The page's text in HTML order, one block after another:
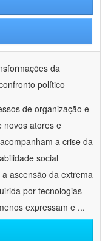
da
político
de organização e
novos atores e
a crise da
social
ascensão da extrema
por tecnologias
expressam e ...